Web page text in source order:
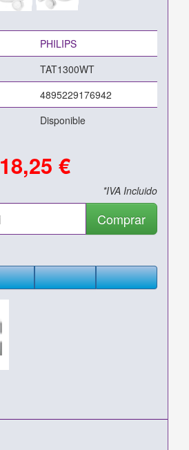
PHILIPS
TAT1300WT
4895229176942
Disponible
18,25 €
*IVA Incluido
Comprar